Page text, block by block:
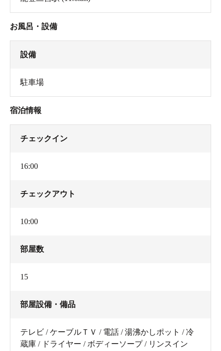
お風呂・設備
設備
駐車場
宿泊情報
チェックイン
16:00
チェックアウト
10:00
部屋数
15
部屋設備・備品
テレビ / ケーブルＴＶ / 電話 / 湯沸かしポット / 冷
蔵庫 / ドライヤー / ボディーソープ / リンスイン